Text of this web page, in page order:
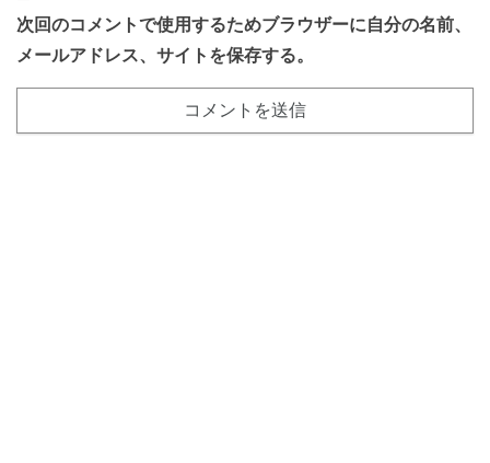
次回のコメントで使用するためブラウザーに自分の名前、
メールアドレス、サイトを保存する。